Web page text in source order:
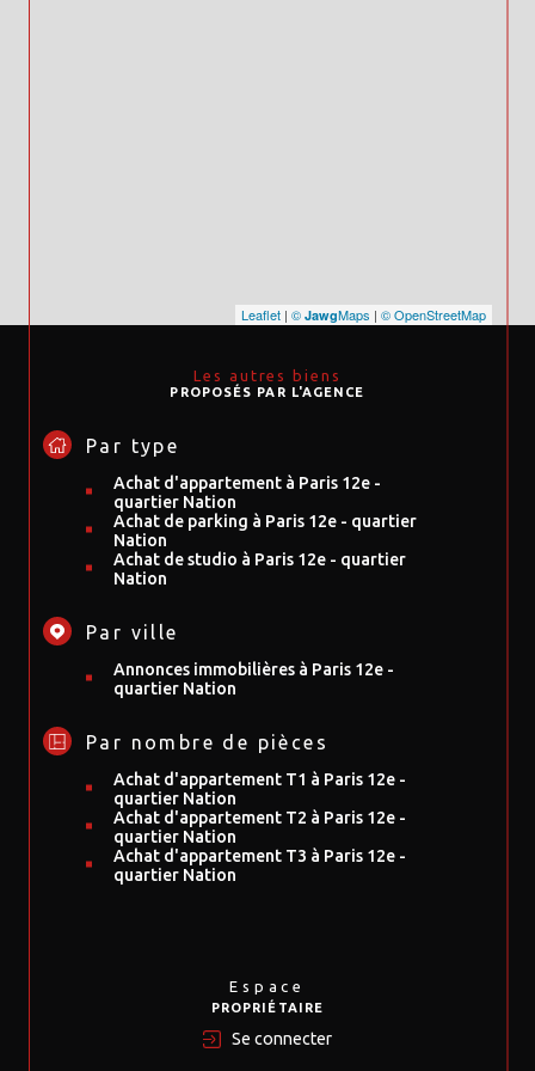
Leaflet | © JawgMaps | © OpenStreetMap
Les autres biens
PROPOSÉS PAR L'AGENCE
Par type
Achat d'appartement à Paris 12e -
quartier Nation
Achat de parking à Paris 12e - quartier
Nation
Achat de studio à Paris 12e - quartier
Nation
Par ville
Annonces immobilières à Paris 12e -
quartier Nation
Par nombre de pièces
Achat d'appartement T1 à Paris 12e -
quartier Nation
Achat d'appartement T2 à Paris 12e -
quartier Nation
Achat d'appartement T3 à Paris 12e -
quartier Nation
Espace
PROPRIÉTAIRE
Se connecter